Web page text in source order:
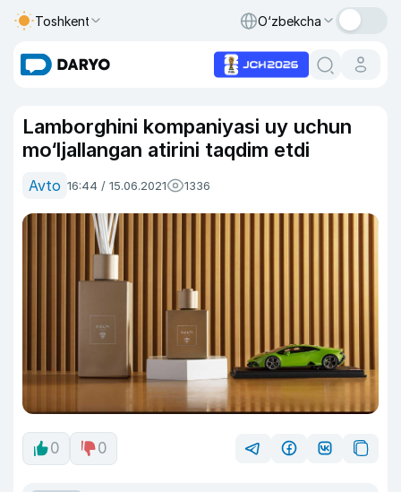
Toshkent O‘zbekcha
Lamborghini kompaniyasi uy uchun
mo‘ljallangan atirini taqdim etdi
Avto 16:44 / 15.06.2021 1336
0 0